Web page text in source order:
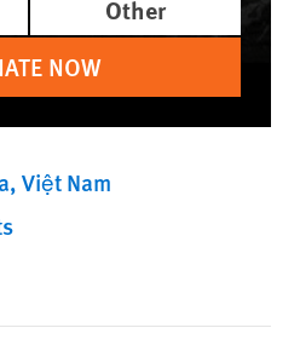
Other
NOW
Việt Nam